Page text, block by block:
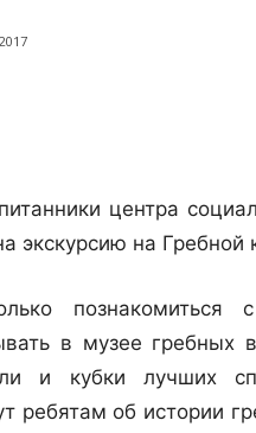
центра
экскурсию на Гребной
познакомиться
в музее гребных
и кубки лучших
ребятам об истории